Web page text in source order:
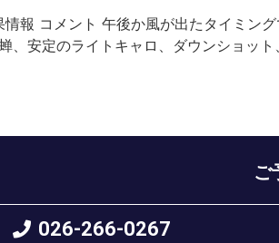
報 コメント 午後か風が出たタイミン
、安定のライトキャロ、ダウンショッ
ご
026-266-0267